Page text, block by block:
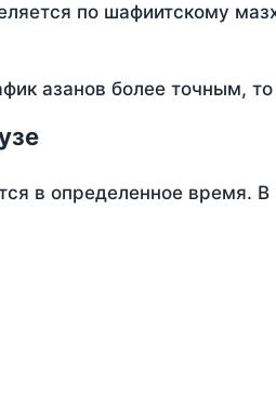
по шафиитскому
азанов более точным,
в определенное время.